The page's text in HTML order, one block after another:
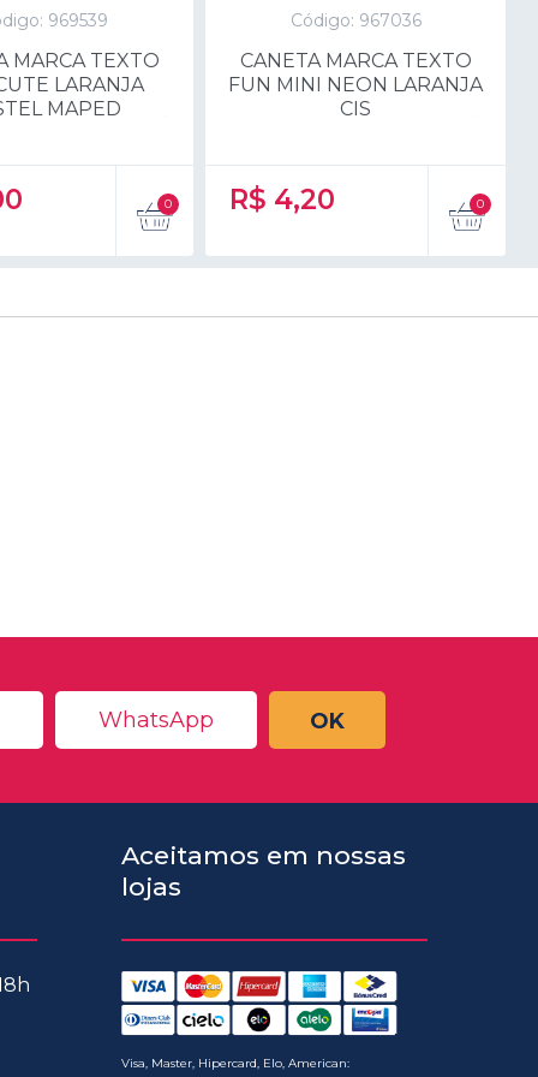
969539
MARCA TEXTO
LARANJA
MAPED
Código: 967036
CANETA MARCA TEXTO
FUN MINI NEON LARANJA
CIS
R$ 4,20
OK
Aceitamos em nossas
lojas
Visa, Master, Hipercard, Elo, American: